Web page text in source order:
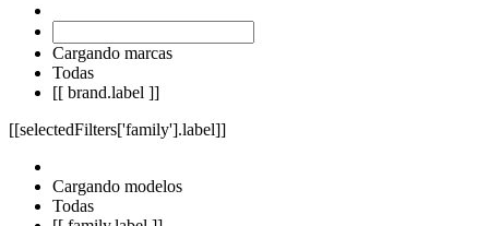
Cargando marcas
Todas
[[ brand.label ]]
[[selectedFilters['family'].label]]
Cargando modelos
Todas